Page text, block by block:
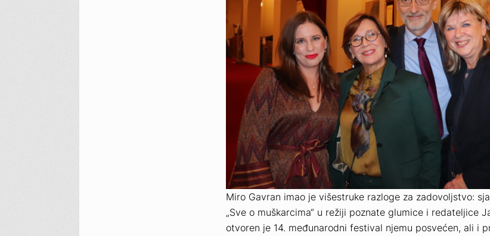
Miro Gavran imao je višestruke razloge za zadovoljstvo:
„Sve o muškarcima“ u režiji poznate glumice i redateljice
otvoren je 14. međunarodni festival njemu posvećen, ali i